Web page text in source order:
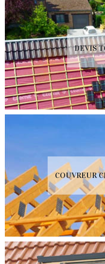
DEVIS
COUVREUR